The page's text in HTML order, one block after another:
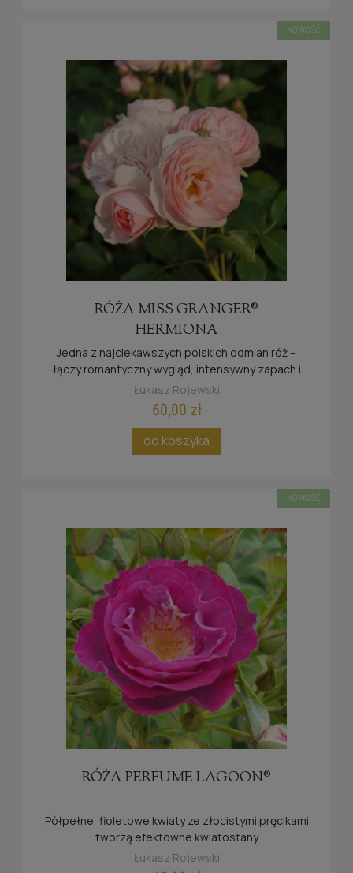
RÓŻA MISS GRANGER®
HERMIONA
Jedna z najciekawszych polskich odmian róż –
łączy romantyczny wygląd, intensywny zapach i
bardzo dobre walory ogrodowe.
Łukasz Rojewski
60,00 zł
do koszyka
NOWOŚĆ
RÓŻA PERFUME LAGOON®
Półpełne, fioletowe kwiaty ze złocistymi pręcikami
tworzą efektowne kwiatostany
Łukasz Rojewski
NOWOŚĆ